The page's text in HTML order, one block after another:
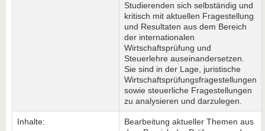
Studierenden sich selbständig und
kritisch mit aktuellen Fragestellung
und Resultaten aus dem Bereich
der internationalen
Wirtschaftsprüfung und
Steuerlehre auseinandersetzen.
Sie sind in der Lage, juristische
Wirtschaftsprüfungsfragestellungen
sowie steuerliche Fragestellungen
zu analysieren und darzulegen.
Inhalte:
Bearbeitung aktueller Themen aus